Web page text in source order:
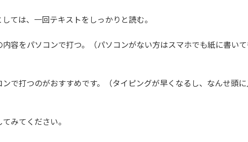
ては、一回テキストをしっかりと読む。
内容をパソコンで打つ。（パソコンがない方はスマホでも紙に書い
ンで打つのがおすすめです。（タイピングが早くなるし、なんせ頭
みてください。